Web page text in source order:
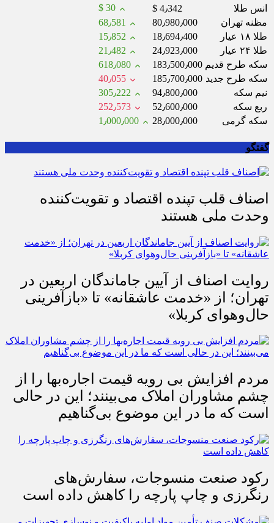
انس طلا $ 4٫342
$ 30
مظنه تهران
80٫980٫000
68٫581
طلا ۱۸ عیار
18٫694٫400
15٫852
طلا ۲۴ عیار
24٫923٫000
21٫482
سکه طرح قدیم 183٫500٫000
618٫080
سکه طرح جدید 185٫700٫000
40٫055
نیم سکه
94٫800٫000
305٫222
ربع سکه
52٫600٫000
252٫573
سکه گرمی
28٫000٫000 1٫000٫000
گفتگو
اصناف قلب تپنده اقتصاد و تقویت‌کننده
وحدت ملی هستند
روایت اصناف از آیین جاماندگان اربعین در
تهران؛ از «خدمت عاشقانه» تا «بازآفرینی
حال‌وهوای کربلا»
مردم افزایش بی رویه قیمت اجاره‌بها را از
چشم مشاوران املاک می‌بینند؛ این در حالی
است که ما در این موضوع بی‌گناهیم
رکود صنعت منسوجات، سفارش‌های
رنگرزی و چاپ پارچه را کاهش داده است